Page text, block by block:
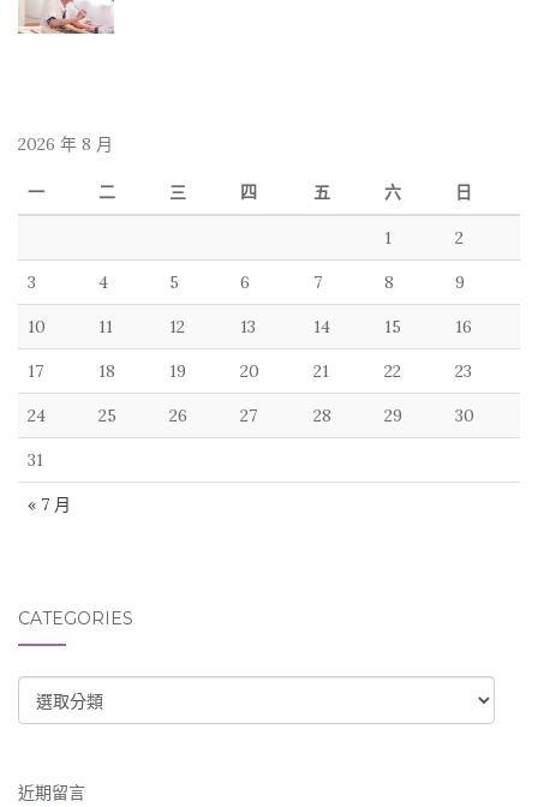
2026 年 8 月
一 二 三 四 五 六 日
« 7 月
1 2
3 4 5 6 7 8 9
10 11 12 13 14 15 16
17 18 19 20 21 22 23
24 25 26 27 28 29 30
31
CATEGORIES
CATEGORIES
近期留言